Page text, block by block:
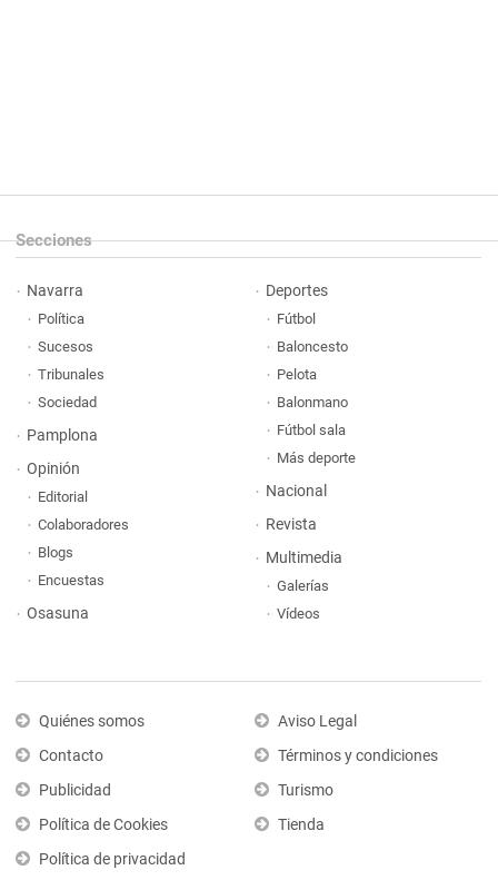
Secciones
Navarra
Política
Sucesos
Tribunales
Sociedad
Pamplona
Opinión
Editorial
Colaboradores
Blogs
Encuestas
Osasuna
Deportes
Fútbol
Baloncesto
Pelota
Balonmano
Fútbol sala
Más deporte
Nacional
Revista
Multimedia
Galerías
Vídeos
Quiénes somos
Contacto
Publicidad
Política de Cookies
Política de privacidad
Aviso Legal
Términos y condiciones
Turismo
Tienda